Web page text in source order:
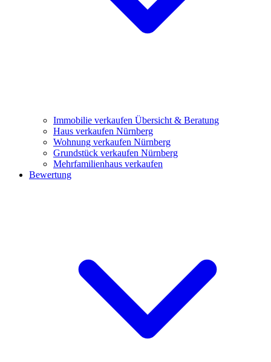
Immobilie verkaufen Übersicht & Beratung
Haus verkaufen Nürnberg
Wohnung verkaufen Nürnberg
Grundstück verkaufen Nürnberg
Mehrfamilienhaus verkaufen
Bewertung